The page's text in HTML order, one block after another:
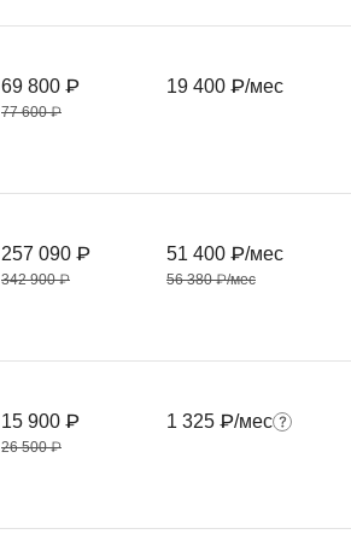
69 800 ₽
77 600 ₽
19 400 ₽/мес
257 090 ₽
342 900 ₽
51 400 ₽/мес
56 380 ₽/мес
15 900 ₽
26 500 ₽
1 325 ₽/мес